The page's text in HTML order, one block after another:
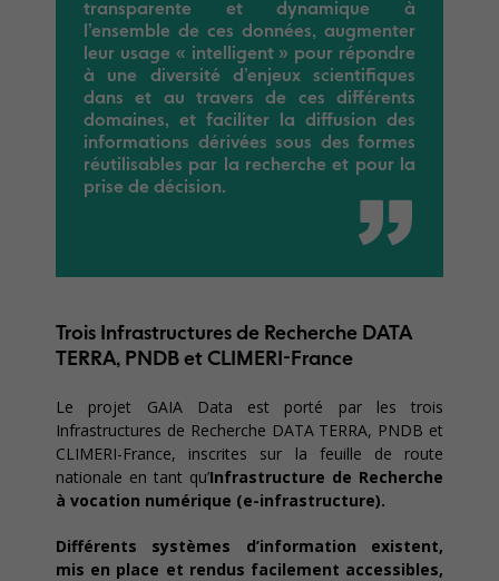
transparente et dynamique à
l’ensemble de ces données, augmenter
leur usage « intelligent » pour répondre
à une diversité d’enjeux scientifiques
dans et au travers de ces différents
domaines, et faciliter la diffusion des
informations dérivées sous des formes
réutilisables par la recherche et pour la
prise de décision.
Trois Infrastructures de Recherche DATA
TERRA, PNDB et CLIMERI-France
Le projet GAIA Data est porté par les trois
Infrastructures de Recherche DATA TERRA, PNDB et
CLIMERI-France, inscrites sur la feuille de route
nationale en tant qu’Infrastructure de Recherche
à vocation numérique (e-infrastructure).
Différents systèmes d’information existent,
mis en place et rendus facilement accessibles,